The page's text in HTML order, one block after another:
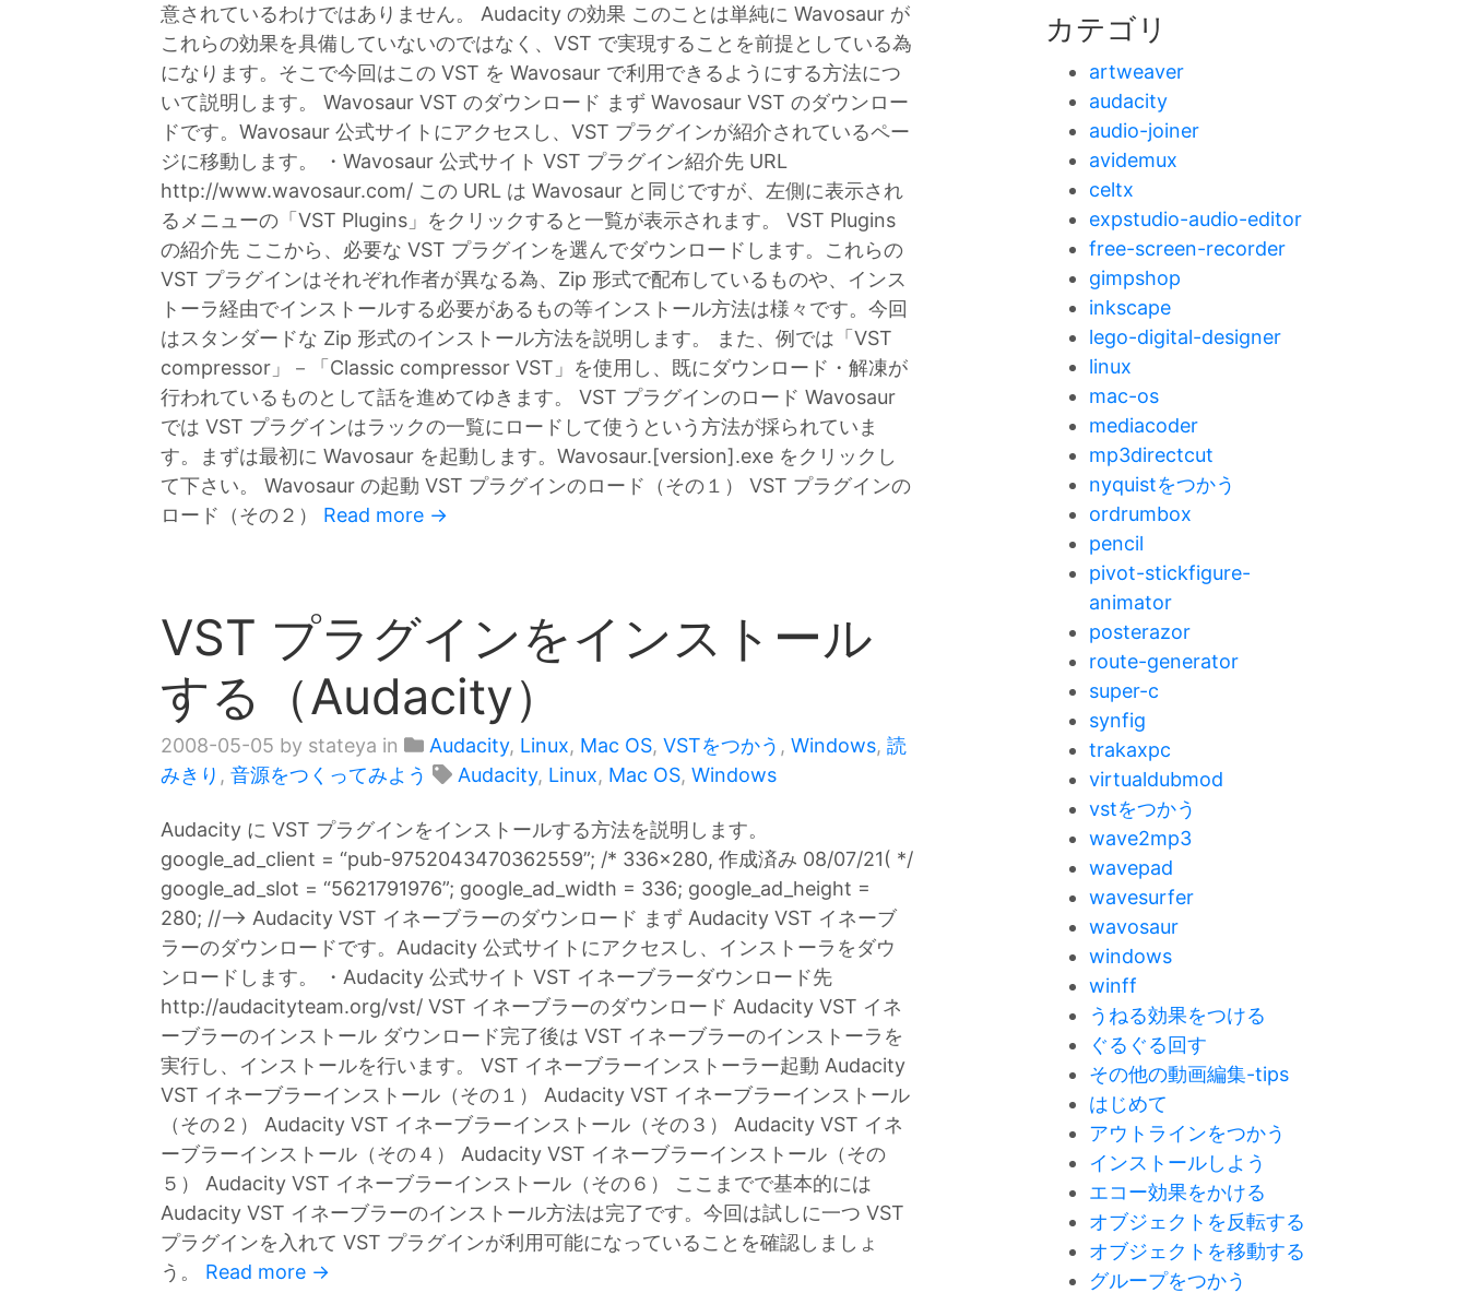
意されているわけではありません。 Audacity の効果 このことは単純に Wavosaur が
これらの効果を具備していないのではなく、VST で実現することを前提としている為
になります。そこで今回はこの VST を Wavosaur で利用できるようにする方法につ
いて説明します。 Wavosaur VST のダウンロード まず Wavosaur VST のダウンロー
ドです。Wavosaur 公式サイトにアクセスし、VST プラグインが紹介されているペー
ジに移動します。 ・Wavosaur 公式サイト VST プラグイン紹介先 URL
http://www.wavosaur.com/ この URL は Wavosaur と同じですが、左側に表示され
るメニューの「VST Plugins」をクリックすると一覧が表示されます。 VST Plugins
の紹介先 ここから、必要な VST プラグインを選んでダウンロードします。これらの
VST プラグインはそれぞれ作者が異なる為、Zip 形式で配布しているものや、インス
トーラ経由でインストールする必要があるもの等インストール方法は様々です。今回
はスタンダードな Zip 形式のインストール方法を説明します。 また、例では「VST
compressor」－「Classic compressor VST」を使用し、既にダウンロード・解凍が
行われているものとして話を進めてゆきます。 VST プラグインのロード Wavosaur
では VST プラグインはラックの一覧にロードして使うという方法が採られていま
す。まずは最初に Wavosaur を起動します。Wavosaur.[version].exe をクリックし
て下さい。 Wavosaur の起動 VST プラグインのロード（その１） VST プラグインの
ロード（その２） Read more →
VST プラグインをインストール
する（Audacity）
2008-05-05 by stateya in Audacity, Linux, Mac OS, VSTをつかう , Windows, 読
みきり , 音源をつくってみよう Audacity, Linux, Mac OS, Windows
Audacity に VST プラグインをインストールする方法を説明します。
google_ad_client = “pub-9752043470362559”; /* 336x280, 作成済み 08/07/21( */
google_ad_slot = “5621791976”; google_ad_width = 336; google_ad_height =
280; //–> Audacity VST イネーブラーのダウンロード まず Audacity VST イネーブ
ラーのダウンロードです。Audacity 公式サイトにアクセスし、インストーラをダウ
ンロードします。 ・Audacity 公式サイト VST イネーブラーダウンロード先
http://audacityteam.org/vst/ VST イネーブラーのダウンロード Audacity VST イネ
ーブラーのインストール ダウンロード完了後は VST イネーブラーのインストーラを
実行し、インストールを行います。 VST イネーブラーインストーラー起動 Audacity
VST イネーブラーインストール（その１） Audacity VST イネーブラーインストール
（その２） Audacity VST イネーブラーインストール（その３） Audacity VST イネ
ーブラーインストール（その４） Audacity VST イネーブラーインストール（その
５） Audacity VST イネーブラーインストール（その６） ここまでで基本的には
Audacity VST イネーブラーのインストール方法は完了です。今回は試しに一つ VST
プラグインを入れて VST プラグインが利用可能になっていることを確認しましょ
う。 Read more →
カテゴリ
artweaver
audacity
audio-joiner
avidemux
celtx
expstudio-audio-editor
free-screen-recorder
gimpshop
inkscape
lego-digital-designer
linux
mac-os
mediacoder
mp3directcut
nyquistをつかう
ordrumbox
pencil
pivot-stickfigure-
animator
posterazor
route-generator
super-c
synfig
trakaxpc
virtualdubmod
vstをつかう
wave2mp3
wavepad
wavesurfer
wavosaur
windows
winff
うねる効果をつける
ぐるぐる回す
その他の動画編集-tips
はじめて
アウトラインをつかう
インストールしよう
エコー効果をかける
オブジェクトを反転する
オブジェクトを移動する
グループをつかう